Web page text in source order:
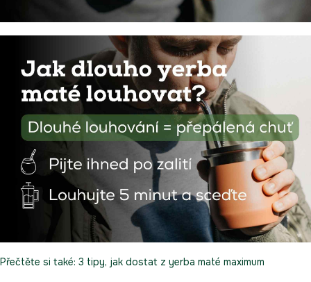
Přečtěte si také: 3 tipy, jak dostat z yerba maté maximum